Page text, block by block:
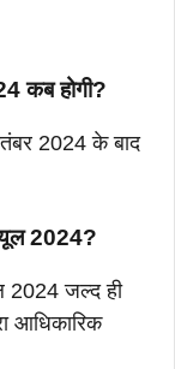
कब होगी?
2024 के बाद
2024?
2024 जल्द ही
आधिकारिक